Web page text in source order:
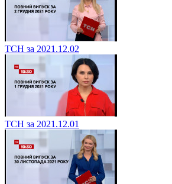
ТСН за 2021.12.02
ТСН за 2021.12.01